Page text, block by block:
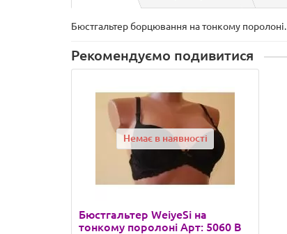
Бюстгальтер борцювання на тонкому поролоні.
Рекомендуємо подивитися
Немає в наявності
Бюстгальтер WeiyeSi на
тонкому поролоні Арт: 5060 B